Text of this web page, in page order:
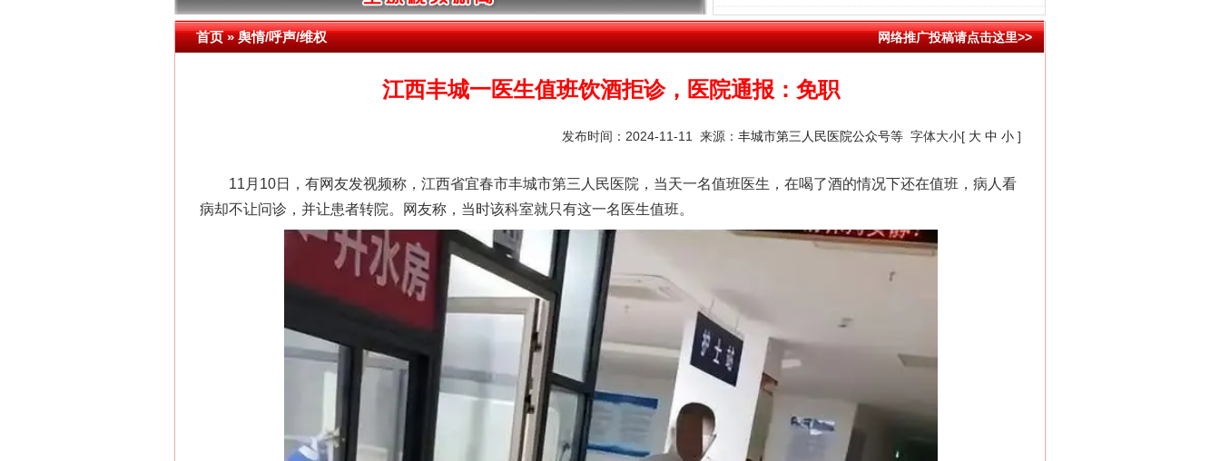
首页»舆情/呼声/维权 网络推广投稿请点击这里>>
江西丰城一医生值班饮酒拒诊，医院通报：免职
发布时间：2024-11-11 来源： 丰城市第三人民医院公众号等 字体大小[ 大 中 小 ]
11月10日，有网友发视频称，江西省宜春市丰城市第三人民医院，当天一名值班医生，在喝了酒的情况下还在值班，病人看
病却不让问诊，并让患者转院。网友称，当时该科室就只有这一名医生值班。